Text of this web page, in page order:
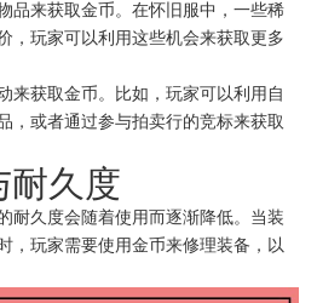
品来获取金币。在怀旧服中，一些稀
，玩家可以利用这些机会来获取更多
来获取金币。比如，玩家可以利用自
，或者通过参与拍卖行的竞标来获取
耐久度
耐久度会随着使用而逐渐降低。当装
，玩家需要使用金币来修理装备，以